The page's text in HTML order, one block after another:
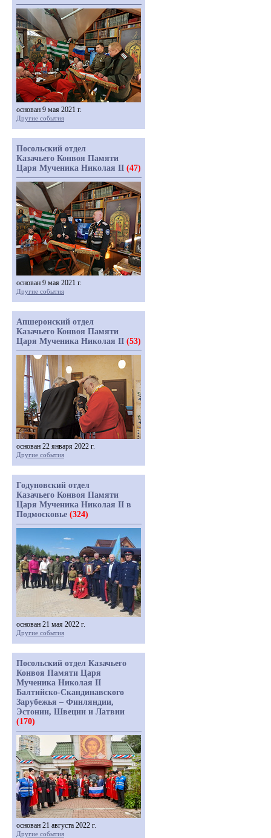
основан 9 мая 2021 г.
Другие события
Посольский отдел
Казачьего Конвоя Памяти
Царя Мученика Николая II (47)
основан 9 мая 2021 г.
Другие события
Апшеронский отдел
Казачьего Конвоя Памяти
Царя Мученика Николая II (53)
основан 22 января 2022 г.
Другие события
Годуновский отдел
Казачьего Конвоя Памяти
Царя Мученика Николая II в
Подмосковье (324)
основан 21 мая 2022 г.
Другие события
Посольский отдел Казачьего
Конвоя Памяти Царя
Мученика Николая II
Балтийско-Скандинавского
Зарубежья – Финляндии,
Эстонии, Швеции и Латвии
(170)
основан 21 августа 2022 г.
Другие события